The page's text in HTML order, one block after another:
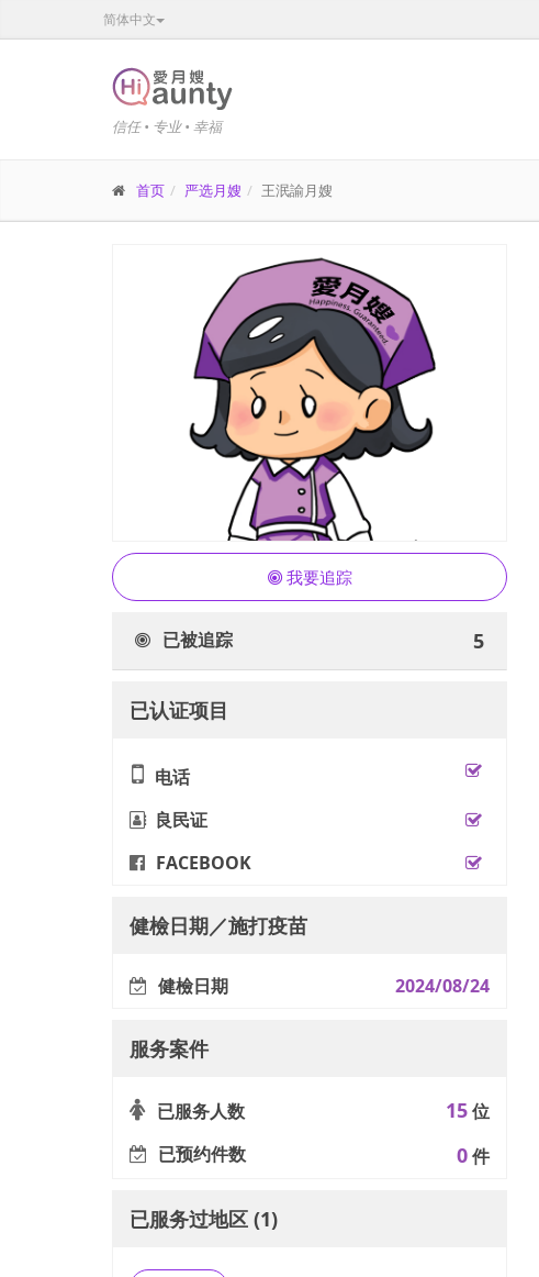
简体中文
信任 • 专业 • 幸福
首页 严选月嫂 王泯諭月嫂
我要追踪
已被追踪 5
已认证项目
电话
良民证
FACEBOOK
健檢日期／施打疫苗
健檢日期 2024/08/24
服务案件
已服务人数 15位
已预约件数
0件
已服务过地区 (1)